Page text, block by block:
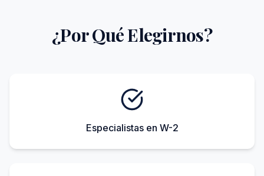
¿Por Qué Elegirnos?
Especialistas en W-2